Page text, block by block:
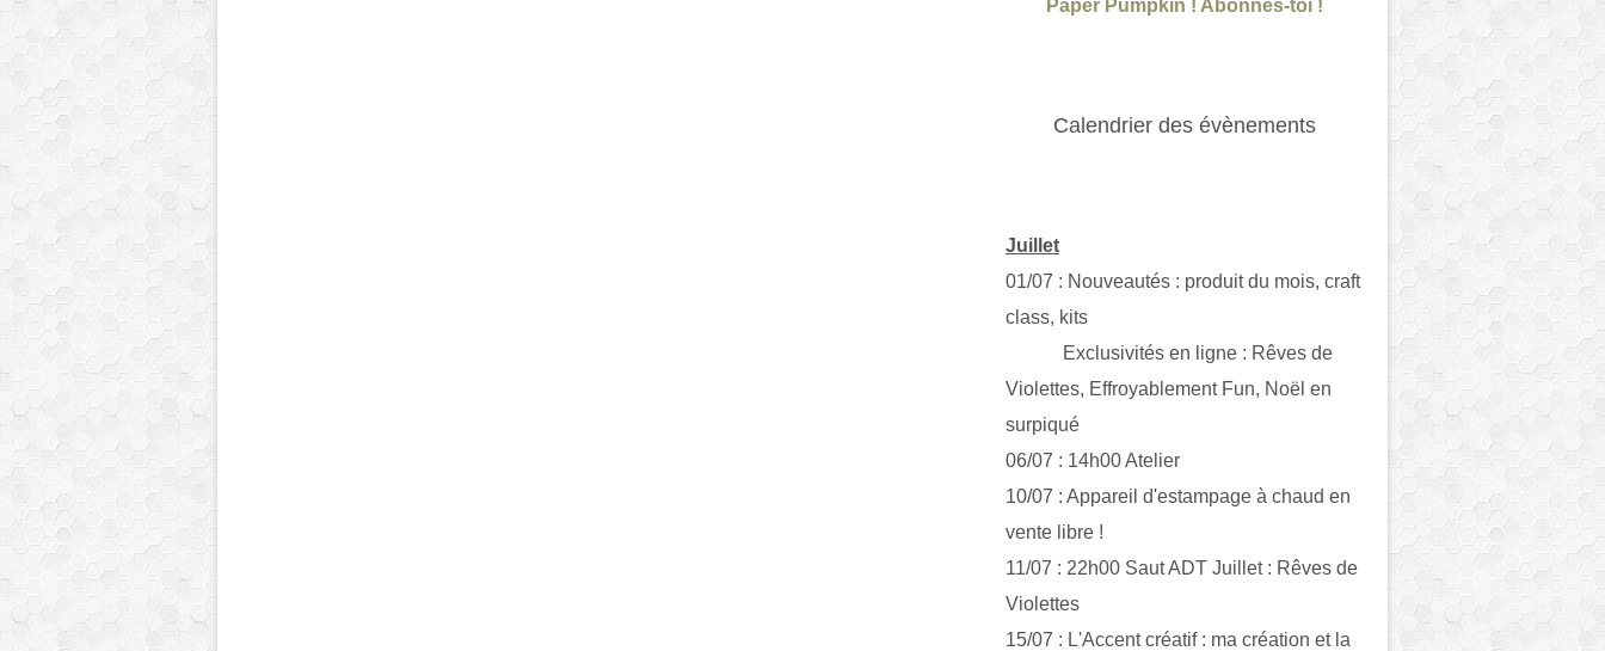
Paper Pumpkin ! Abonnes-toi !
Calendrier des évènements
Juillet
01/07 : Nouveautés : produit du mois, craft
class, kits
Exclusivités en ligne : Rêves de
Violettes, Effroyablement Fun, Noël en
surpiqué
06/07 : 14h00 Atelier
10/07 : Appareil d'estampage à chaud en
vente libre !
11/07 : 22h00 Saut ADT Juillet : Rêves de
Violettes
15/07 : L'Accent créatif : ma création et la